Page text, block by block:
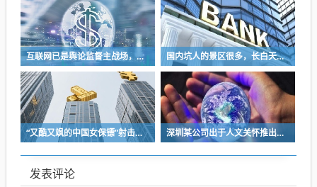
互联网已是舆论监督主战场，让我们用这五点珍惜它 国内坑人的景区很多，长白天池只是其中被坑印象最深的那一个
“又酷又飒的中国女保镖”射击夺冠 深圳某公司出于人文关怀推出内部托管，结果无孩单身员工举报了，核心理由有两个
发表评论